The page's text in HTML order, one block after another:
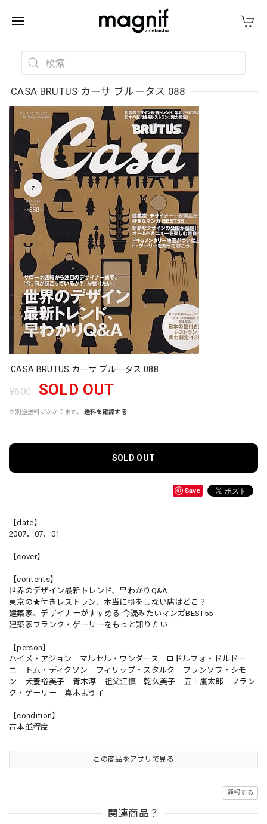
CASA BRUTUS カーサ ブルータス 088
CASA BRUTUS カーサ ブルータス 088
¥600 SOLD OUT
※別途送料がかかります。 送料を確認する
SOLD OUT
Save
【date】
2007．07．01
【cover】
【contents】
世界のデザイン最新トレンド、早わかりQ&A
東京の★付きレストラン、本当に損をしない店はどこ？
建築家、デザイナーがすすめる 今読みたいマンガBEST55
建築家フランク・ゲーリーをもっと知りたい
【person】
ハイメ・アジョン マルセル・ワンダース ロドルフォ・ドルドー
ニ トム・ディクソン フィリップ・スタルク フランソワ・シモ
ン 犬養裕美子 青木淳 祖父江慎 乾久美子 五十嵐太郎 フラン
ク・ゲーリー 真木よう子
【condition】
古本並程度
この商品をアプリで見る
通報する
関連商品？